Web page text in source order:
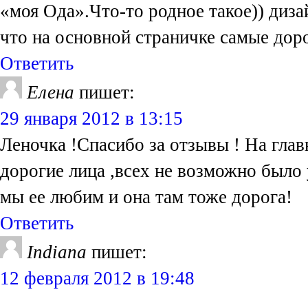
«моя Ода».Что-то родное такое))
что на основной страничке самые
Ответить
Елена пишет:
29 января 2012 в 13:15
Леночка !Спасибо за отзывы ! На
дорогие лица ,всех не возможно
мы ее любим и она там тоже дорога!
Ответить
Indiana пишет:
12 февраля 2012 в 19:48